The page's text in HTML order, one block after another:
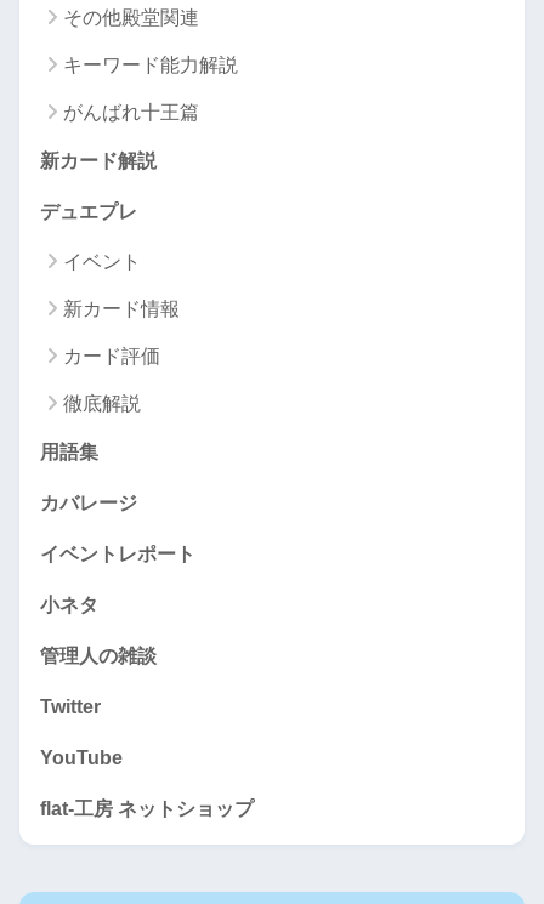
その他殿堂関連
キーワード能力解説
がんばれ十王篇
新カード解説
デュエプレ
イベント
新カード情報
カード評価
徹底解説
用語集
カバレージ
イベントレポート
小ネタ
管理人の雑談
Twitter
YouTube
flat-工房 ネットショップ